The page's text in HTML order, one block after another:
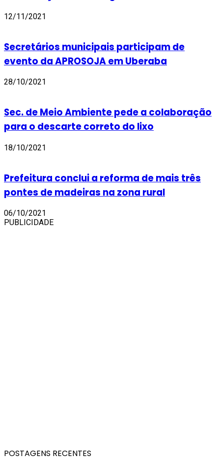
12/11/2021
Secretários municipais participam de
evento da APROSOJA em Uberaba
28/10/2021
Sec. de Meio Ambiente pede a colaboração
para o descarte correto do lixo
18/10/2021
Prefeitura conclui a reforma de mais três
pontes de madeiras na zona rural
06/10/2021
PUBLICIDADE
POSTAGENS RECENTES